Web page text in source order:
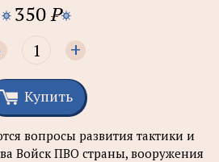
350P
+
Купить
вопросы развития тактики и
Войск ПВО страны, вооружения